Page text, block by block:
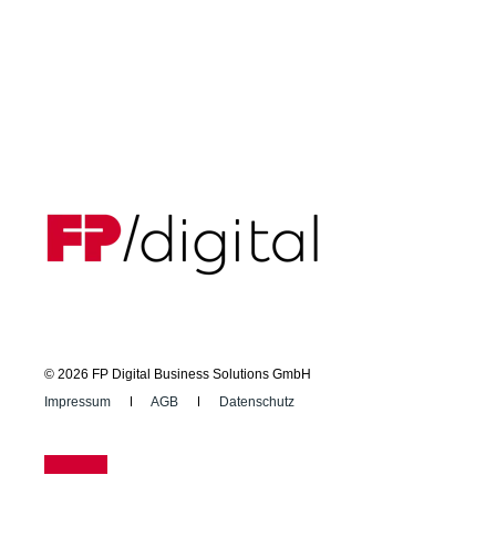
© 2026 FP Digital Business Solutions GmbH
Impressum
AGB Datenschutz